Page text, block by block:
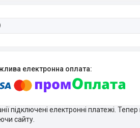
підключені електронні платежі.
сайту.